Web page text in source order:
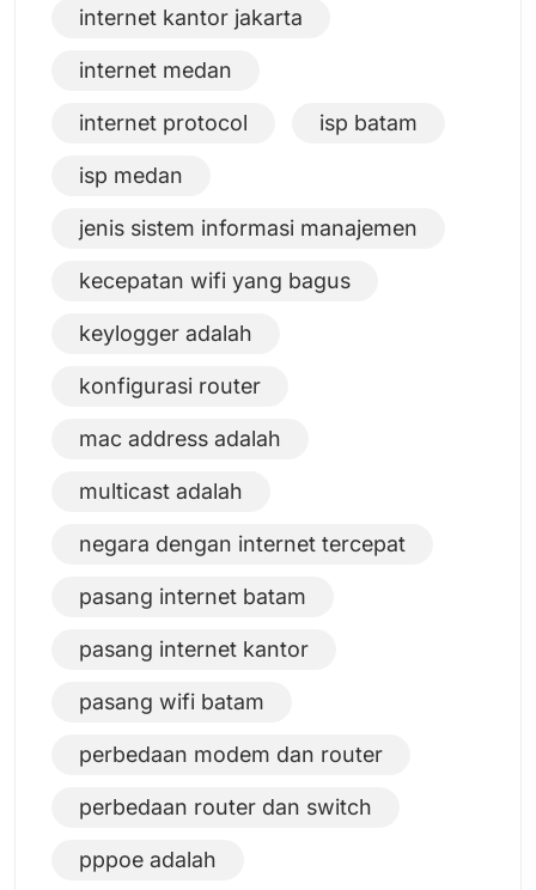
internet kantor jakarta
internet medan
internet protocol isp batam
isp medan
jenis sistem informasi manajemen
kecepatan wifi yang bagus
keylogger adalah
konfigurasi router
mac address adalah
multicast adalah
negara dengan internet tercepat
pasang internet batam
pasang internet kantor
pasang wifi batam
perbedaan modem dan router
perbedaan router dan switch
pppoe adalah